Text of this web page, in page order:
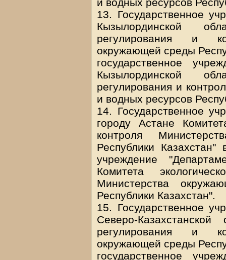
13. Государственное
Кызылординской
регулирования и
окружающей среды
государственное
Кызылординской
регулирования и
и водных ресурсов
14. Государственное
городу Астане
контроля
Республики Казахстан"
учреждение
Комитета
Министерства
Республики Казахстан".
15. Государственное
Северо-Казахстанской
регулирования и
окружающей среды
государственное